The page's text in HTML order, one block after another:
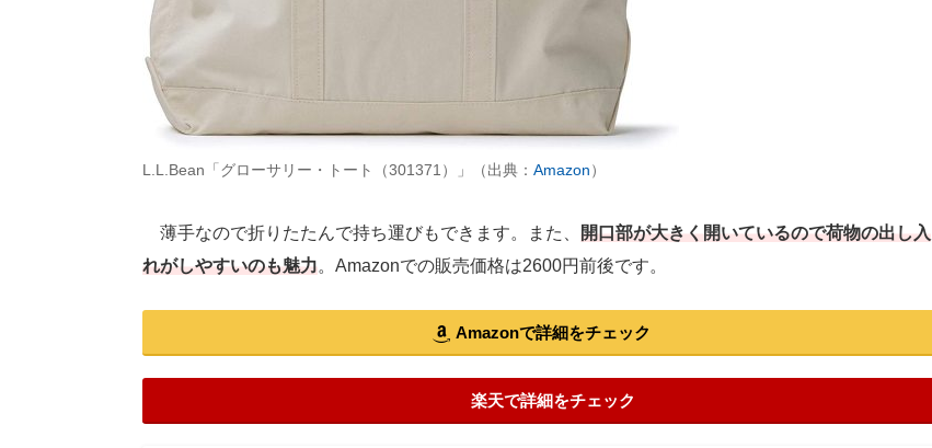
L.L.Bean「グローサリー・トート（301371）」（出典： Amazon）
薄手なので折りたたんで持ち運びもできます。また、 開口部が大きく開いているので荷物の出し入
れがしやすいのも魅力。Amazonでの販売価格は2600円前後です。
Amazonで詳細をチェック
楽天で詳細をチェック